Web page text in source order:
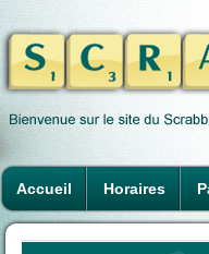
Accueil Horaires